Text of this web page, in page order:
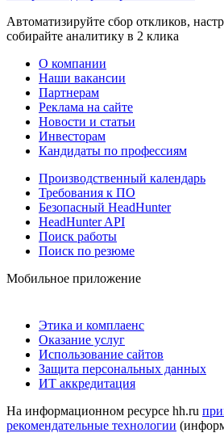
Автоматизируйте сбор откликов,
собирайте аналитику в 2 клика
О компании
Наши вакансии
Партнерам
Реклама на сайте
Новости и статьи
Инвесторам
Кандидаты по профессиям
Производственный календарь
Требования к ПО
Безопасный HeadHunter
HeadHunter API
Поиск работы
Поиск по резюме
Мобильное приложение
Этика и комплаенс
Оказание услуг
Использование сайтов
Защита персональных данных
ИТ аккредитация
На информационном ресурсе hh.ru
рекомендательные технологии